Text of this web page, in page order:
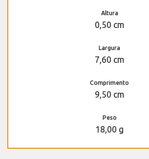
Altura
0,50 cm
Largura
7,60 cm
Comprimento
9,50 cm
Peso
18,00 g